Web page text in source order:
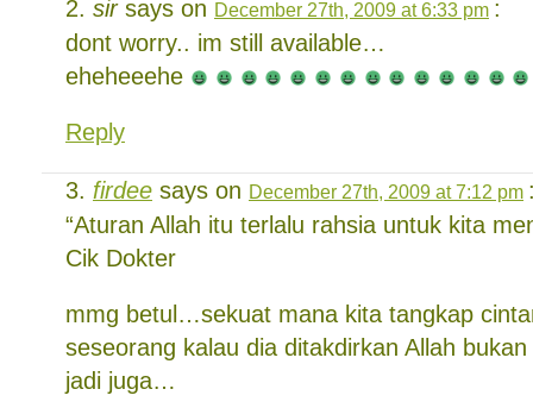
sirsays on December 27th, 2009 at 6:33 pm :
dont worry.. im still available…
eheheeehe
Reply
firdee says on December 27th, 2009 at 7:12 pm
“Aturan Allah itu terlalu rahsia untuk kita
Cik Dokter
mmg betul…sekuat mana kita tangkap
seseorang kalau dia ditakdirkan Allah
jadi juga…